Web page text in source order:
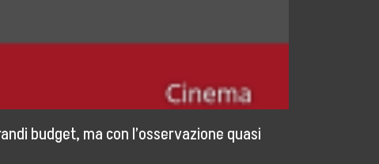
i grandi budget, ma con l’osservazione quasi